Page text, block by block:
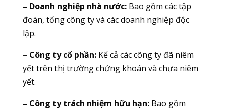
– Doanh nghiệp nhà nước:Bao gồm các tập
đoàn, tổng công ty và các doanh nghiệp độc
lập.
– Công ty cổ phần:Kể cả các công ty đã niêm
yết trên thị trường chứng khoán và chưa niêm
yết.
– Công ty trách nhiệm hữu hạn:Bao gồm